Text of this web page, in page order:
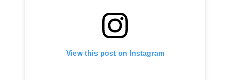
View this post on Instagram